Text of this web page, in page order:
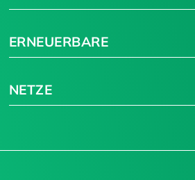
ERNEUERBARE
NETZE